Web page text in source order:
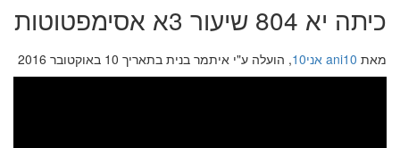
כיתה יא 804 שיעור 3א אסימפטוטות
מאת ani10 אני10 , הועלה ע"י איתמר בנית בתאריך 10 באוקטובר 2016